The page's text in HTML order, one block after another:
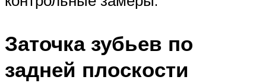
Заточка зубьев по
задней плоскости